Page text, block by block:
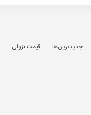
جديدترين‌ها قيمت نزولی